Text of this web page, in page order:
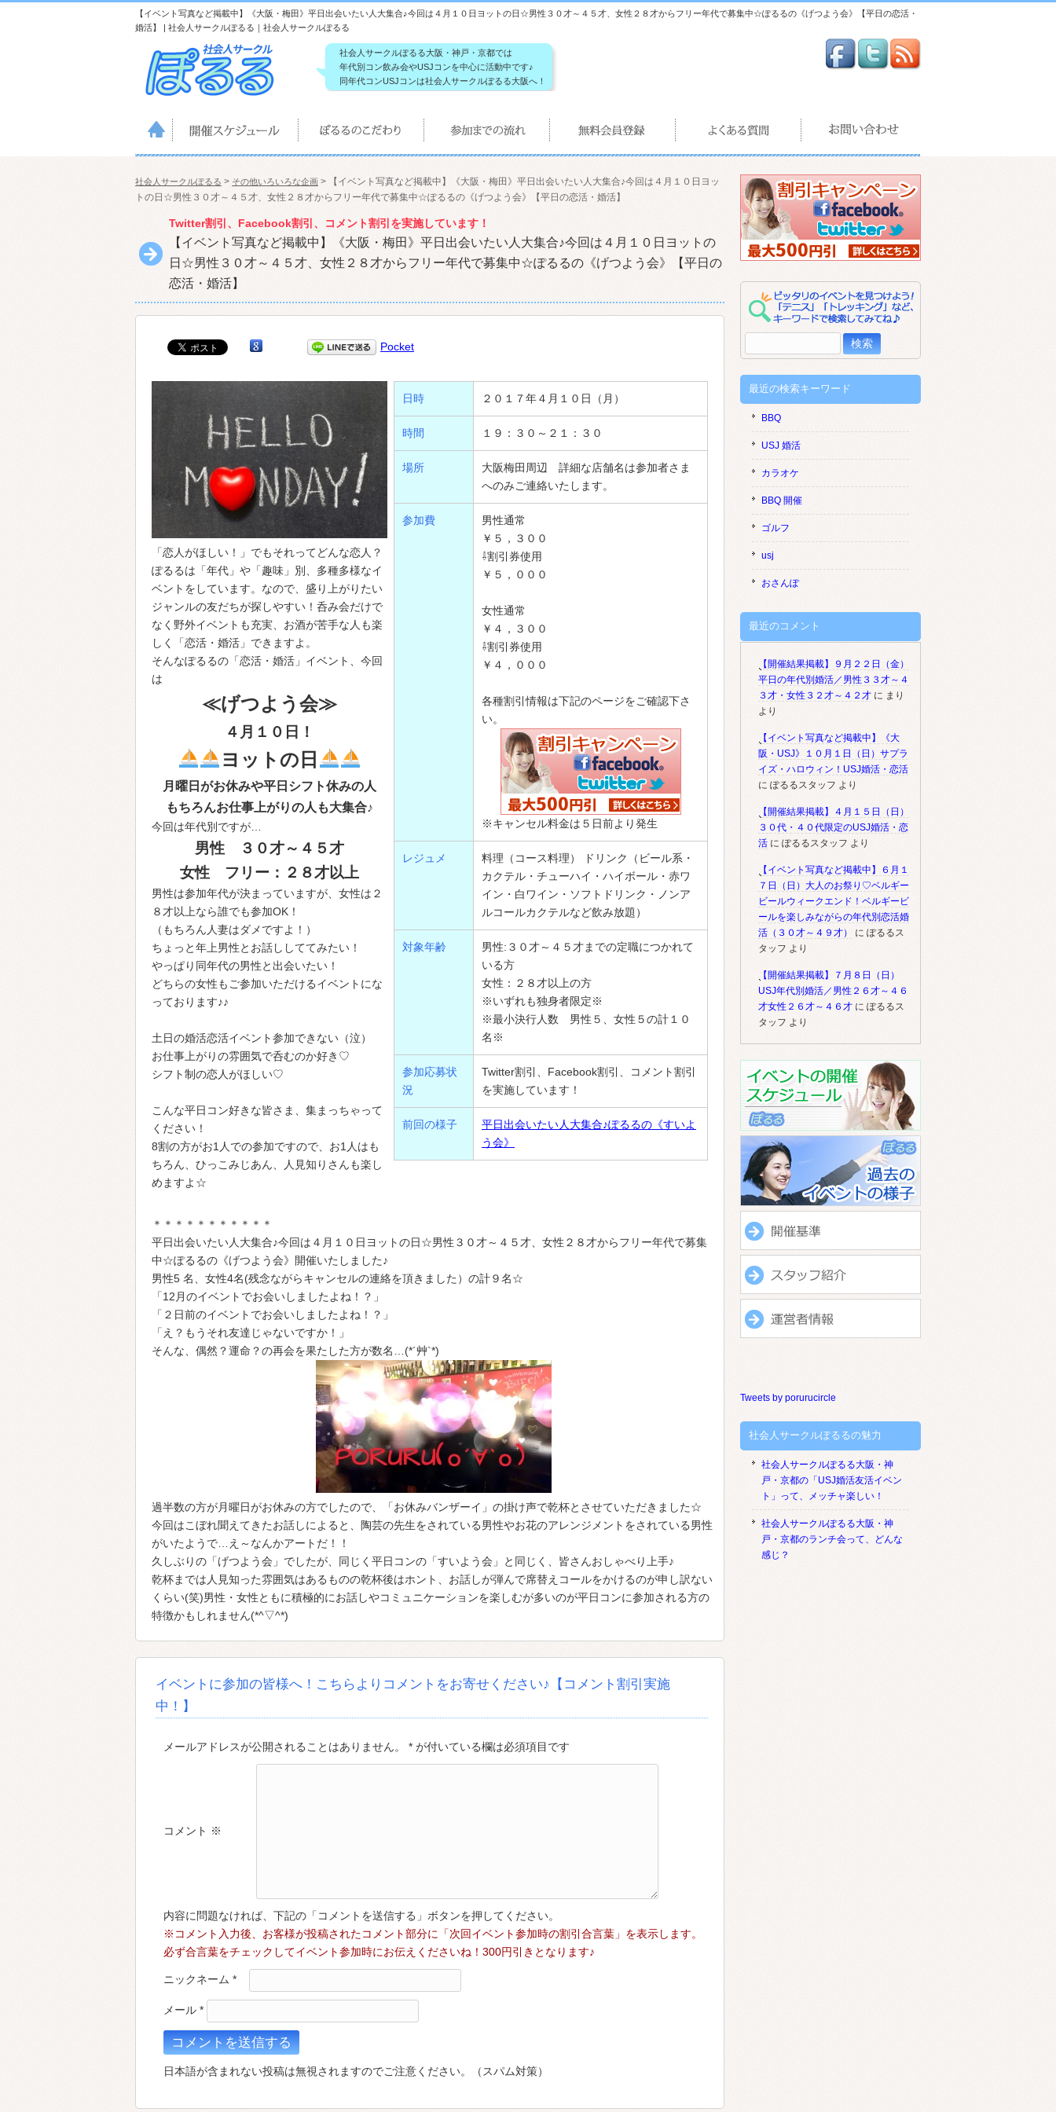
【イベント写真など掲載中】《大阪・梅田》平日出会いたい人大集合♪今回は４月１０日ヨットの日☆男性３０才～４５才、女性２８才からフリー年代で募集中☆ぽるるの《げつよう会》【平日の恋活・
婚活】 | 社会人サークルぽるる｜社会人サークルぽるる
社会人サークルぽるる大阪・神戸・京都では
年代別コン飲み会やUSJコンを中心に活動中です♪
同年代コンUSJコンは社会人サークルぽるる大阪へ！
社会人サークルぽるる > その他いろいろな企画 >
【イベント写真など掲載中】《大阪・梅田》平日出会いたい人大集合♪今回は４月１０日ヨッ
トの日☆男性３０才～４５才、女性２８才からフリー年代で募集中☆ぽるるの《げつよう会》【平日の恋活・婚活】
Twitter割引、Facebook割引、コメント割引を実施しています！
【イベント写真など掲載中】《大阪・梅田》平日出会いたい人大集合♪今回は４月１０日ヨットの
日☆男性３０才～４５才、女性２８才からフリー年代で募集中☆ぽるるの《げつよう会》【平日の
恋活・婚活】
Pocket
「恋人がほしい！」でもそれってどんな恋人？
ぽるるは「年代」や「趣味」別、多種多様なイ
ベントをしています。なので、盛り上がりたい
ジャンルの友だちが探しやすい！呑み会だけで
なく野外イベントも充実、お酒が苦手な人も楽
しく「恋活・婚活」できますよ。
そんなぽるるの「恋活・婚活」イベント、今回
は
≪げつよう会≫
４月１０日！
ヨットの日
月曜日がお休みや平日シフト休みの人
もちろんお仕事上がりの人も大集合♪
今回は年代別ですが…
男性 ３０才～４５才
女性 フリー：２８才以上
男性は参加年代が決まっていますが、女性は２
８才以上なら誰でも参加OK！
（もちろん人妻はダメですよ！）
ちょっと年上男性とお話ししててみたい！
やっぱり同年代の男性と出会いたい！
どちらの女性もご参加いただけるイベントにな
っております♪♪
土日の婚活恋活イベント参加できない（泣）
お仕事上がりの雰囲気で呑むのか好き♡
シフト制の恋人がほしい♡
こんな平日コン好きな皆さま、集まっちゃって
ください！
8割の方がお1人での参加ですので、お1人はも
ちろん、ひっこみじあん、人見知りさんも楽し
めますよ☆
日時 ２０１７年４月１０日（月）
時間 １９：３０～２１：３０
場所
大阪梅田周辺 詳細な店舗名は参加者さま
へのみご連絡いたします。
参加費
男性通常
￥５，３００
⇩割引券使用
￥５，０００
女性通常
￥４，３００
⇩割引券使用
￥４，０００
各種割引情報は下記のページをご確認下さ
い。
※キャンセル料金は５日前より発生
レジュメ
料理（コース料理） ドリンク（ビール系・
カクテル・チューハイ・ハイボール・赤ワ
イン・白ワイン・ソフトドリンク・ノンア
ルコールカクテルなど飲み放題）
対象年齢
男性:３０才～４５才までの定職につかれて
いる方
女性：２８才以上の方
※いずれも独身者限定※
※最小決行人数 男性５、女性５の計１０
名※
参加応募状
況
Twitter割引、Facebook割引、コメント割引
を実施しています！
前回の様子
平日出会いたい人大集合♪ぽるるの《すいよ
う会》
＊＊＊＊＊＊＊＊＊＊＊
平日出会いたい人大集合♪今回は４月１０日ヨットの日☆男性３０才～４５才、女性２８才からフリー年代で募集
中☆ぽるるの《げつよう会》開催いたしました♪
男性5 名、女性4名(残念ながらキャンセルの連絡を頂きました）の計９名☆
「12月のイベントでお会いしましたよね！？」
「２日前のイベントでお会いしましたよね！？」
「え？もうそれ友達じゃないですか！」
そんな、偶然？運命？の再会を果たした方が数名…(*´艸`*)
過半数の方が月曜日がお休みの方でしたので、「お休みバンザーイ」の掛け声で乾杯とさせていただきました☆
今回はこぼれ聞えてきたお話しによると、陶芸の先生をされている男性やお花のアレンジメントをされている男性
がいたようで…え～なんかアートだ！！
久しぶりの「げつよう会」でしたが、同じく平日コンの「すいよう会」と同じく、皆さんおしゃべり上手♪
乾杯までは人見知った雰囲気はあるものの乾杯後はホント、お話しが弾んで席替えコールをかけるのが申し訳ない
くらい(笑)男性・女性ともに積極的にお話しやコミュニケーションを楽しむが多いのが平日コンに参加される方の
特徴かもしれません(*^▽^*)
イベントに参加の皆様へ！こちらよりコメントをお寄せください♪【コメント割引実施
中！】
メールアドレスが公開されることはありません。 * が付いている欄は必須項目です
コメント ※
内容に問題なければ、下記の「コメントを送信する」ボタンを押してください。
※コメント入力後、お客様が投稿されたコメント部分に「次回イベント参加時の割引合言葉」を表示します。
必ず合言葉をチェックしてイベント参加時にお伝えくださいね！300円引きとなります♪
ニックネーム *
メール *
日本語が含まれない投稿は無視されますのでご注意ください。（スパム対策）
索:
最近の検索キーワード
BBQ
USJ 婚活
カラオケ
BBQ 開催
ゴルフ
usj
おさんぽ
最近のコメント
【開催結果掲載】９月２２日（金）
平日の年代別婚活／男性３３才～４
３才・女性３２才～４２才 に まり
より
【イベント写真など掲載中】《大
阪・USJ》１０月１日（日）サプラ
イズ・ハロウィン！USJ婚活・恋活
に ぽるるスタッフ より
【開催結果掲載】４月１５日（日）
３０代・４０代限定のUSJ婚活・恋
活 に ぽるるスタッフ より
【イベント写真など掲載中】６月１
７日（日）大人のお祭り♡ベルギー
ビールウィークエンド！ベルギービ
ールを楽しみながらの年代別恋活婚
活（３０才～４９才）
に ぽるるス
タッフ より
【開催結果掲載】７月８日（日）
USJ年代別婚活／男性２６才～４６
才女性２６才～４６才 に ぽるるス
タッフ より
Tweets by porurucircle
社会人サークルぽるるの魅力
社会人サークルぽるる大阪・神
戸・京都の「USJ婚活友活イベン
ト」って、メッチャ楽しい！
社会人サークルぽるる大阪・神
戸・京都のランチ会って、どんな
感じ？